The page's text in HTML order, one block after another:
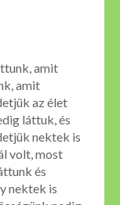
amit
amit
az élet
láttuk, és
nektek is
volt, most
és
nektek is